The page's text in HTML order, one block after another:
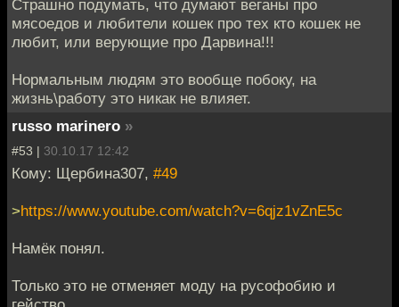
Страшно подумать, что думают веганы про
мясоедов и любители кошек про тех кто кошек не
любит, или верующие про Дарвина!!!
Нормальным людям это вообще побоку, на
жизнь\работу это никак не влияет.
russo marinero »
#53 | 30.10.17 12:42
Кому: Щербина307, #49
>https://www.youtube.com/watch?v=6qjz1vZnE5c
Намёк понял.
Только это не отменяет моду на русофобию и